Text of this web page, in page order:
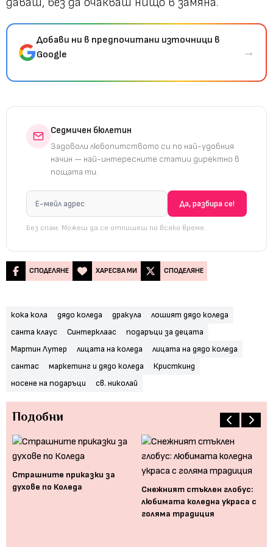
Добави ни в предпочитани източници в
Google
→
Седмичен бюлетин
Задоволи любопитството си по най-удобния
начин — най-интересните статии директно в
пощата ти.
Без спам. Можеш да се отпишеш по всяко време.
СПОДЕЛЯНЕ ХАРЕСВА МИ СПОДЕЛЯНЕ
кока кола дядо коледа дракула
лошият дядо коледа
санта клаус
Синтерклаас
подаръци за децата
Мартин Лутер
лицата на коледа
лицата на дядо коледа
сантас
маркетинг и дядо коледа
Кристкинд
носене на подаръци
св. николай
Подобни
Страшните приказки за
духове по Коледа
Снежният стъклен глобус:
любимата коледна украса с
голяма традиция